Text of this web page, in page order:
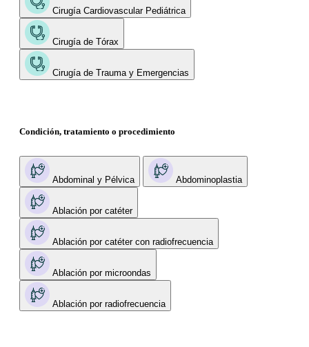
Cirugía Cardiovascular Pediátrica
Cirugía de Tórax
Cirugía de Trauma y Emergencias
Condición, tratamiento o procedimiento
Abdominal y Pélvica Abdominoplastia
Ablación por catéter
Ablación por catéter con radiofrecuencia
Ablación por microondas
Ablación por radiofrecuencia